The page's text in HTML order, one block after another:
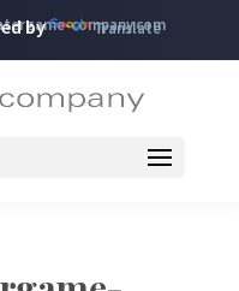
company.com
by Translate